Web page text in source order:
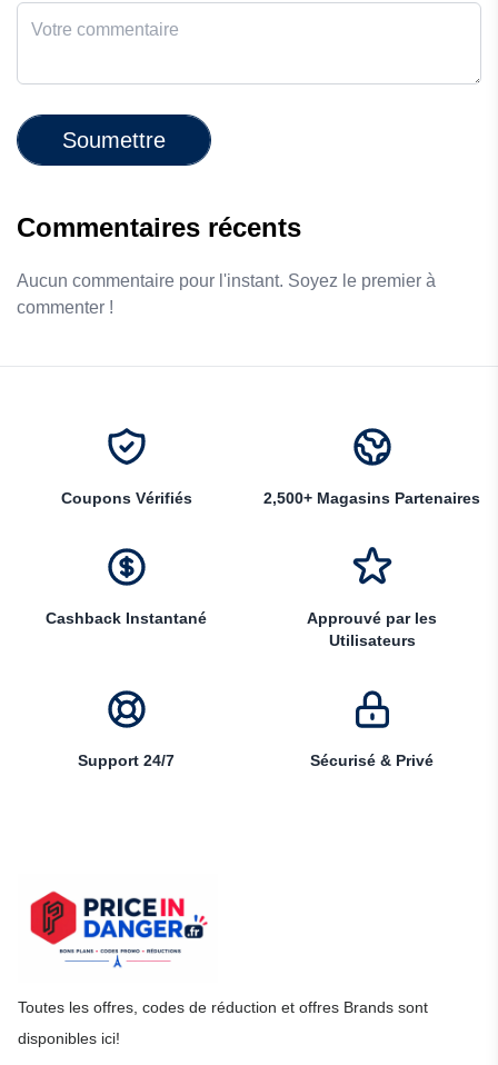
Soumettre
Commentaires récents
Aucun commentaire pour l'instant. Soyez le premier à
commenter !
Coupons Vérifiés 2,500+ Magasins Partenaires
Cashback Instantané
Approuvé par les
Utilisateurs
Support 24/7 Sécurisé & Privé
Toutes les offres, codes de réduction et offres Brands sont
disponibles ici!